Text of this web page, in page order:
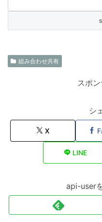
組み合わせ共有
スポ
シ
X
LINE
api-user